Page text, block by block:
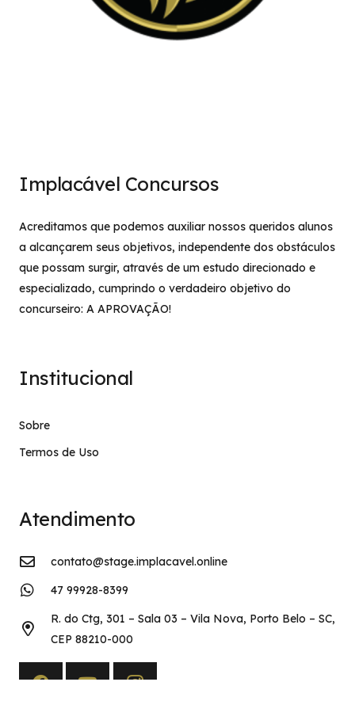
Implacável Concursos
Acreditamos que podemos auxiliar nossos queridos alunos
a alcançarem seus objetivos, independente dos obstáculos
que possam surgir, através de um estudo direcionado e
especializado, cumprindo o verdadeiro objetivo do
concurseiro: A APROVAÇÃO!
Institucional
Sobre
Termos de Uso
Atendimento
contato@stage.implacavel.online
47 99928-8399
R. do Ctg, 301 – Sala 03 – Vila Nova, Porto Belo – SC,
CEP 88210-000